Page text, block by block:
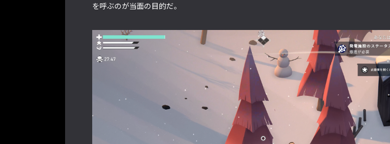
を呼ぶのが当面の目的だ。